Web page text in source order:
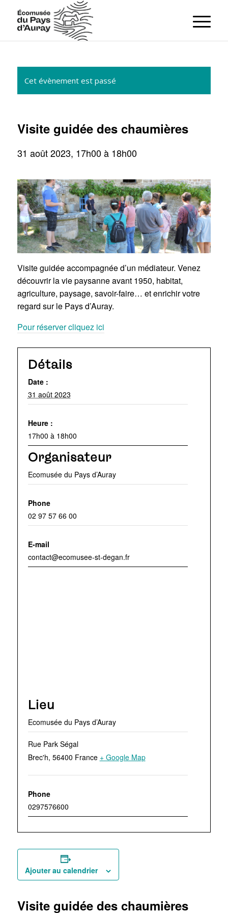
Cet évènement est passé
Visite guidée des chaumières
31 août 2023, 17h00à 18h00
Visite guidée accompagnée d’un médiateur. Venez
découvrir la vie paysanne avant 1950, habitat,
agriculture, paysage, savoir-faire… et enrichir votre
regard sur le Pays d’Auray.
Pour réserver cliquez ici
Détails
Date :
31 août 2023
Heure :
17h00 à 18h00
Organisateur
Ecomusée du Pays d’Auray
Phone
02 97 57 66 00
E-mail
contact@ecomusee-st-degan.fr
Lieu
Ecomusée du Pays d’Auray
Rue Park Ségal
Brec'h, 56400 France + Google Map
Phone
0297576600
Ajouter au calendrier
Visite guidée des chaumières